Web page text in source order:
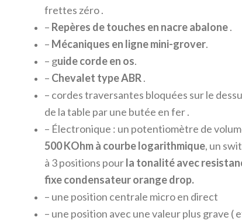
frettes zéro .
– Repères de touches en nacre abalone.
– Mécaniques en lignemini-grover.
– guide corde en os.
– Chevalet type ABR.
– cordes traversantes bloquées sur le
de la table par une butée en fer .
– Électronique : un potentiomètre de
500 KOhm à courbe logarithmique, un
à 3 positions pourla tonalitéavec
fixecondensateur orange drop.
– une position centrale micro en direct
– une position avec une valeur plus grave (